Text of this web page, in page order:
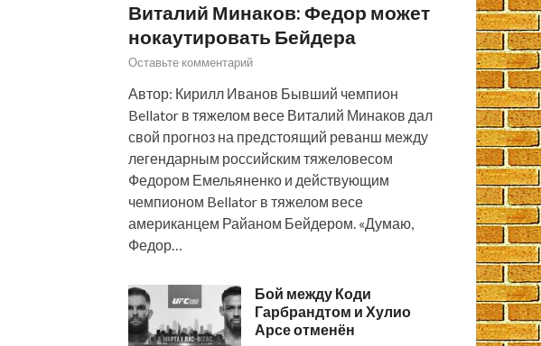
Виталий Минаков: Федор может
нокаутировать Бейдера
Оставьте комментарий
Автор: Кирилл Иванов Бывший чемпион
Bellator в тяжелом весе Виталий Минаков дал
свой прогноз на предстоящий реванш между
легендарным российским тяжеловесом
Федором Емельяненко и действующим
чемпионом Bellator в тяжелом весе
американцем Райаном Бейдером. «Думаю,
Федор…
Бой между Коди
Гарбрандтом и Хулио
Арсе отменён